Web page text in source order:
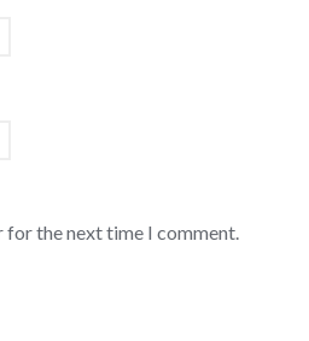
for the next time I comment.